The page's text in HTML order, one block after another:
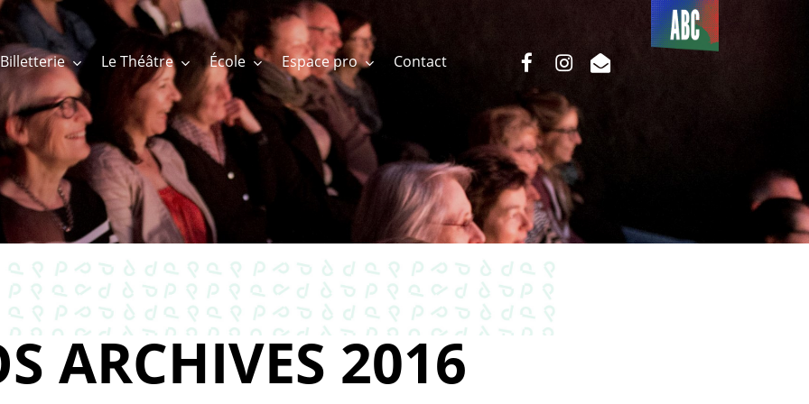
Billetterie Le Théâtre École Espace pro Contact
Du côté
de l’ABC
facebookinstagram
email
ARCHIVES 2016